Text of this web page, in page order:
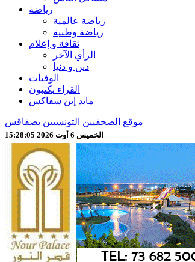
رياضة
رياضة عالمية
رياضة وطنية
ثقافة و إعلام
الرأي الآخر
دين و دنيا
الوفيات
القراء يكتبون
مايد إين سفاكس
موقع الصحفيين التونسيين بصفاقس
الخميس 6 أوت 2026 15:28:08